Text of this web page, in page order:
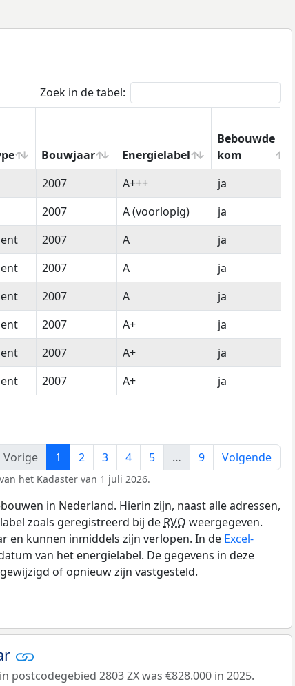
Zoek in de tabel:
Bouwjaar Energielabel
Bebouwde
kom
Bouwjaar Energielabel
Bebouwde
kom
2007 A+++
ja
2007 A (voorlopig)
ja
2007 A
ja
2007 A
ja
2007 A
ja
2007 A+
ja
2007 A+
ja
2007 A+ ja
Vorige
1 2 3 4 5 … 9 Volgende
het Kadaster van 1 juli 2026.
in Nederland. Hierin zijn, naast alle adressen,
zoals geregistreerd bij de RVO weergegeven.
en kunnen inmiddels zijn verlopen. In de Excel-
van het energielabel. De gegevens in deze
of opnieuw zijn vastgesteld.
in postcodegebied 2803 ZX was €828.000 in 2025.